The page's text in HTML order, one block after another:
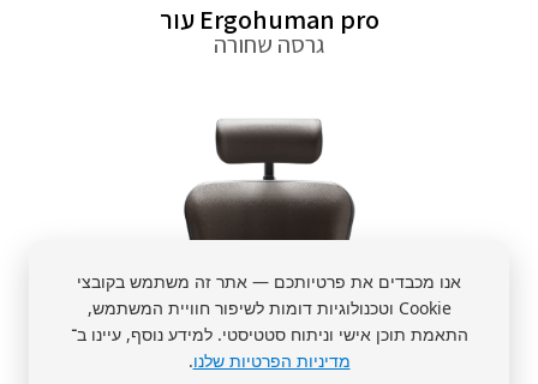
אנו מכבדים את פרטיותכם — אתר זה משתמש בקובצי
Cookie וטכנולוגיות דומות לשיפור חוויית המשתמש,
התאמת תוכן אישי וניתוח סטטיסטי. למידע נוסף, עיינו ב־
מדיניות הפרטיות שלנו.
Ergohuman pro עור
גרסה שחורה